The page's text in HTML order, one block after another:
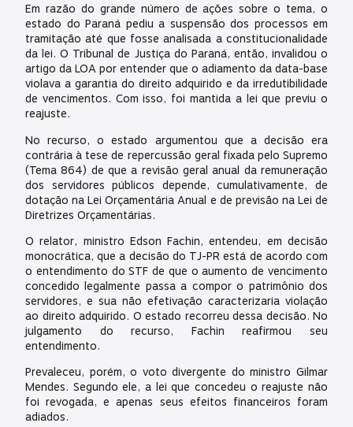
Em razão do grande número de ações sobre o tema, o
estado do Paraná pediu a suspensão dos processos em
tramitação até que fosse analisada a constitucionalidade
da lei. O Tribunal de Justiça do Paraná, então, invalidou o
artigo da LOA por entender que o adiamento da data-base
violava a garantia do direito adquirido e da irredutibilidade
de vencimentos. Com isso, foi mantida a lei que previu o
reajuste.
No recurso, o estado argumentou que a decisão era
contrária à tese de repercussão geral fixada pelo Supremo
(Tema 864) de que a revisão geral anual da remuneração
dos servidores públicos depende, cumulativamente, de
dotação na Lei Orçamentária Anual e de previsão na Lei de
Diretrizes Orçamentárias.
O relator, ministro Edson Fachin, entendeu, em decisão
monocrática, que a decisão do TJ-PR está de acordo com
o entendimento do STF de que o aumento de vencimento
concedido legalmente passa a compor o patrimônio dos
servidores, e sua não efetivação caracterizaria violação
ao direito adquirido. O estado recorreu dessa decisão. No
julgamento do recurso, Fachin reafirmou seu
entendimento.
Prevaleceu, porém, o voto divergente do ministro Gilmar
Mendes. Segundo ele, a lei que concedeu o reajuste não
foi revogada, e apenas seus efeitos financeiros foram
adiados.